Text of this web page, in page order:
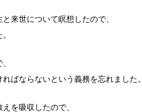
来世について瞑想したので、
ばならないという義務を忘れました。
を吸収したので、